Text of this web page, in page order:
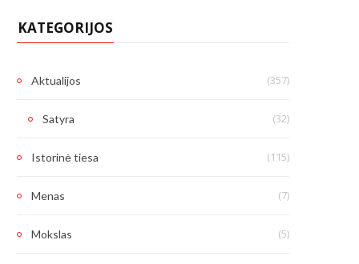
KATEGORIJOS
Aktualijos (357)
Satyra (32)
Istorinė tiesa (115)
Menas (7)
Mokslas (5)